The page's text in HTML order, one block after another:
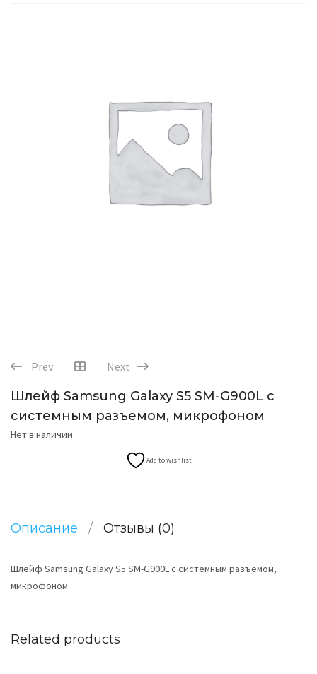
Prev Next
Шлейф Samsung Galaxy S5 SM-G900L с
системным разъемом, микрофоном
Нет в наличии
Add to wishlist
Описание Отзывы (0)
Шлейф Samsung Galaxy S5 SM-G900L с системным разъемом,
микрофоном
Related products